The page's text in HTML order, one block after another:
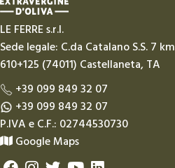
LE FERRE s.r.l.
Sede legale: C.da Catalano S.S. 7 km
610+125 (74011) Castellaneta, TA
+39 099 849 32 07
+39 099 849 32 07
P.IVA e C.F.: 02744530730
Google Maps